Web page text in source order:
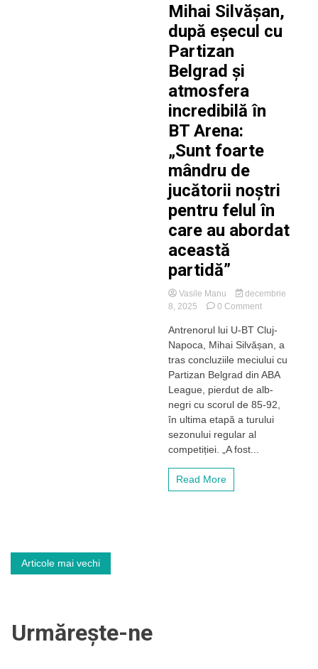
meciuri
pe
care
sezonul”
Mihai Silvășan,
după eșecul cu
Partizan
Belgrad și
atmosfera
incredibilă în
BT Arena:
„Sunt foarte
mândru de
jucătorii noștri
pentru felul în
care au abordat
această
partidă”
Vasile Manu
decembrie
8, 2025
0 Commenton
Silvășan,
după
eșecul
cu
Belgrad
și
atmosfera
Antrenorul lui U-BT Cluj-
Napoca, Mihai Silvășan, a
tras concluziile meciului cu
Partizan Belgrad din ABA
League, pierdut de alb-
negri cu scorul de 85-92,
în ultima etapă a turului
sezonului regular al
competiției. „A fost...
Read More
Navigare
articole
Articole mai vechi
Urmărește-ne